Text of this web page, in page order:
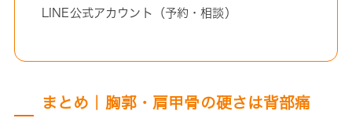
LINE公式アカウント（予約・相談）
まとめ｜胸郭・肩甲骨の硬さは背部痛